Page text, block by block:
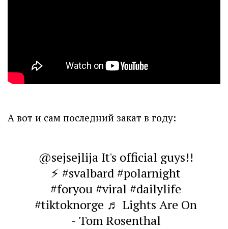
А вот и сам последний закат в году:
@sejsejlijaIt's official guys!!
⚡ #svalbard #polarnight
#foryou #viral #dailylife
#tiktoknorge ♬ Lights Are On
- Tom Rosenthal